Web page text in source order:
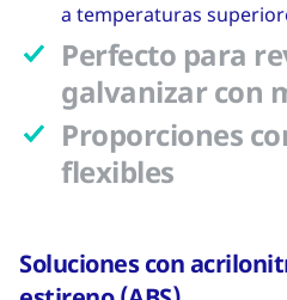
a temperaturas
Perfecto para
galvanizar con
Proporciones
flexibles
Soluciones con